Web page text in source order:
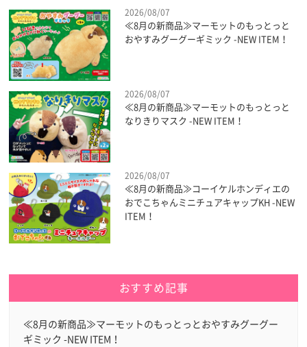
2026/08/07
≪8月の新商品≫マーモットのもっとっと
おやすみグーグーギミック -NEW ITEM！
2026/08/07
≪8月の新商品≫マーモットのもっとっと
なりきりマスク -NEW ITEM！
2026/08/07
≪8月の新商品≫コーイケルホンディエの
おでこちゃんミニチュアキャップKH -NEW
ITEM！
おすすめ記事
≪8月の新商品≫マーモットのもっとっとおやすみグーグー
ギミック -NEW ITEM！